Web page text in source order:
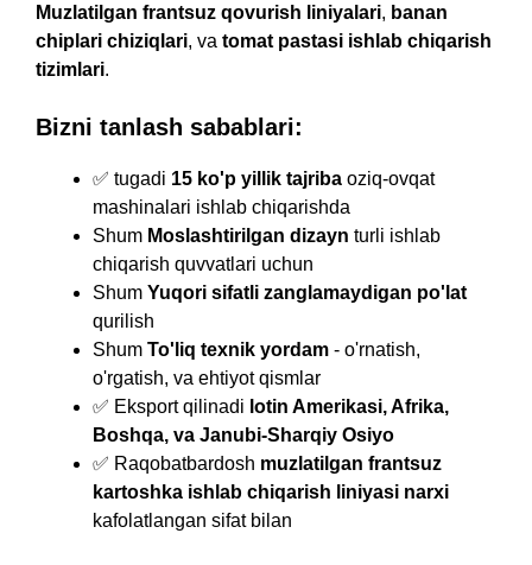
Muzlatilgan frantsuz qovurish liniyalari, banan
chiplari chiziqlari, va tomat pastasi ishlab chiqarish
tizimlari.
Bizni tanlash sabablari:
✅ tugadi 15 ko'p yillik tajriba oziq-ovqat
mashinalari ishlab chiqarishda
Shum Moslashtirilgan dizayn turli ishlab
chiqarish quvvatlari uchun
Shum Yuqori sifatli zanglamaydigan po'lat
qurilish
Shum To'liq texnik yordam - o'rnatish,
o'rgatish, va ehtiyot qismlar
✅ Eksport qilinadi lotin Amerikasi, Afrika,
Boshqa, va Janubi-Sharqiy Osiyo
✅ Raqobatbardosh muzlatilgan frantsuz
kartoshka ishlab chiqarish liniyasi narxi
kafolatlangan sifat bilan